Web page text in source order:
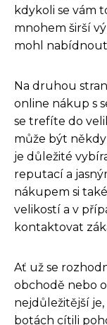
kdykoli se vám
mnohem širší
mohl
Na druhou
online nákup s
se trefíte do
může být
je důležité
reputací a
nákupem si
velikostí a v
kontaktovat
Ať už se
obchodě nebo
nejdůležitější je,
botách cítili